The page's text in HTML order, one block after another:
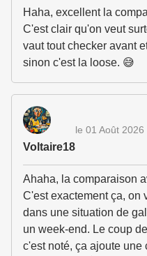
Haha, excellent la
C'est clair qu'on veut
vaut tout checker avant
sinon c'est la loose. 😅
Voltaire18
le 01 Août 2026
Ahaha, la comparaison
C'est exactement ça, on
dans une situation de
un week-end. Le coup
c'est noté, ça ajoute une